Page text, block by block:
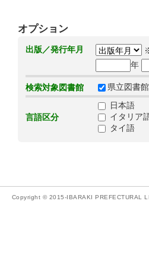
オプション
出版／発行年月
年
検索対象図書館 県立図書館
言語区分
日本語
イタリア
タイ語
Copyright © 2015-IBARAKI PREFECTURAL